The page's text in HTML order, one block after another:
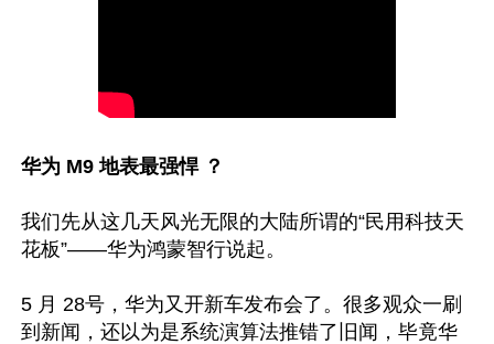
华为 M9 地表最强悍 ？
我们先从这几天风光无限的大陆所谓的“民用科技天
花板”——华为鸿蒙智行说起。
5 月 28号，华为又开新车发布会了。很多观众一刷
到新闻，还以为是系统演算法推错了旧闻，毕竟华